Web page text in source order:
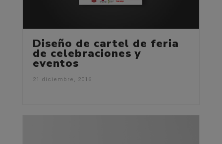
Diseño de cartel de feria
de celebraciones y
eventos
21 diciembre, 2016